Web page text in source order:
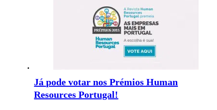
Já pode votar nos Prémios Human
Resources Portugal!